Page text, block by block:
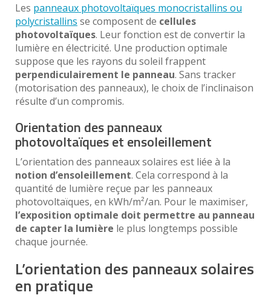
Les panneaux photovoltaïques monocristallins ou
polycristallins se composent de cellules
photovoltaïques. Leur fonction est de convertir la
lumière en électricité. Une production optimale
suppose que les rayons du soleil frappent
perpendiculairement le panneau. Sans tracker
(motorisation des panneaux), le choix de l’inclinaison
résulte d’un compromis.
Orientation des panneaux
photovoltaïques et ensoleillement
L’orientation des panneaux solaires est liée à la
notion d’ensoleillement. Cela correspond à la
quantité de lumière reçue par les panneaux
photovoltaïques, en kWh/m²/an. Pour le maximiser,
l’exposition optimale doit permettre au panneau
de capter la lumière le plus longtemps possible
chaque journée.
L’orientation des panneaux solaires
en pratique